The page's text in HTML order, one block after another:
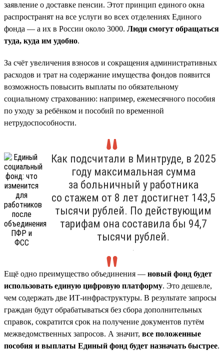
заявление о доставке пенсии. Этот принцип единого окна
распространят на все услуги во всех отделениях Единого
фонда — а их в России около 3000. Люди смогут обращаться
туда, куда им удобно.
За счёт увеличения взносов и сокращения административных
расходов и трат на содержание имущества фондов появится
возможность повысить выплаты по обязательному
социальному страхованию: например, ежемесячного пособия
по уходу за ребёнком и пособий по временной
нетрудоспособности.
Как подсчитали в Минтруде, в 2025
году максимальная сумма
за больничный у работника
со стажем от 8 лет достигнет 143,5
тысячи рублей. По действующим
тарифам она составила бы 94,7
тысячи рублей.
.
Ещё одно преимущество объединения — новый фонд будет
использовать единую цифровую платформу. Это дешевле,
чем содержать две ИТ-инфраструктуры. В результате запросы
граждан будут обрабатываться без сбора дополнительных
справок, сократится срок на получение документов путём
межведомственных запросов. А значит, все положенные
пособия и выплаты Единый фонд будет назначать быстрее.